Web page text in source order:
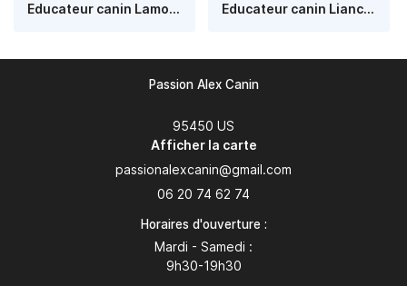
Educateur canin Lamorlaye (60) Educateur canin Liancourt (60)
Passion Alex Canin
95450 US
Afficher la carte
06 20 74 62 74
Horaires d'ouverture :
Mardi - Samedi :
9h30-19h30